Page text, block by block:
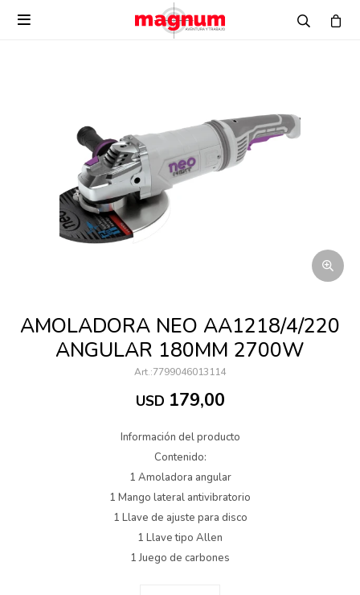

AMOLADORA NEO AA1218/4/220
ANGULAR 180MM 2700W
7799046013114
USD 179,00
Información del producto
Contenido:
1 Amoladora angular
1 Mango lateral antivibratorio
1 Llave de ajuste para disco
1 Llave tipo Allen
1 Juego de carbones